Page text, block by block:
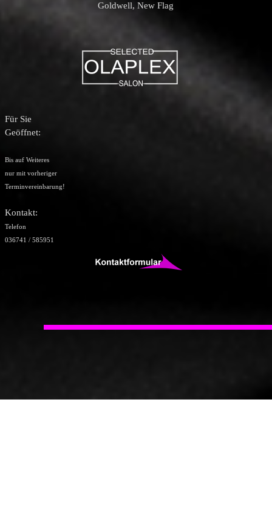
Goldwell, New Flag
Für Sie
Geöffnet:
Bis auf Weiteres
nur mit vorheriger
Terminvereinbarung!
Kontakt:
Telefon
036741 / 585951